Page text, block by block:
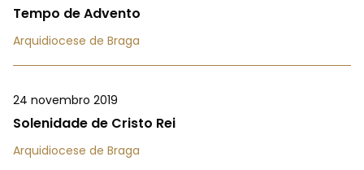
Tempo de Advento
Arquidiocese de Braga
24 novembro 2019
Solenidade de Cristo Rei
Arquidiocese de Braga